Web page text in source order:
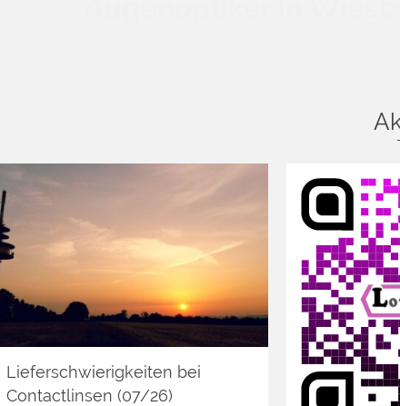
Lieferschwierigkeiten bei
Contactlinsen (07/26)